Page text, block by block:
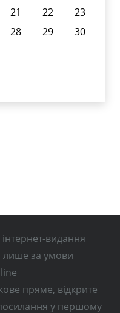
21 22
23
28 29
30
видання
лише за умови
пряме, відкрите
у першому